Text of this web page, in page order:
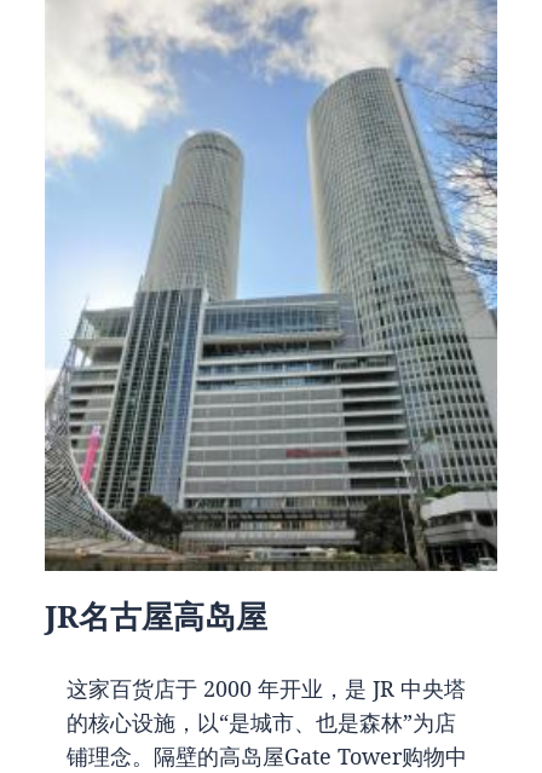
JR名古屋高岛屋
这家百货店于 2000 年开业，是 JR 中央塔
的核心设施，以“是城市、也是森林”为店
铺理念。隔壁的高岛屋Gate Tower购物中